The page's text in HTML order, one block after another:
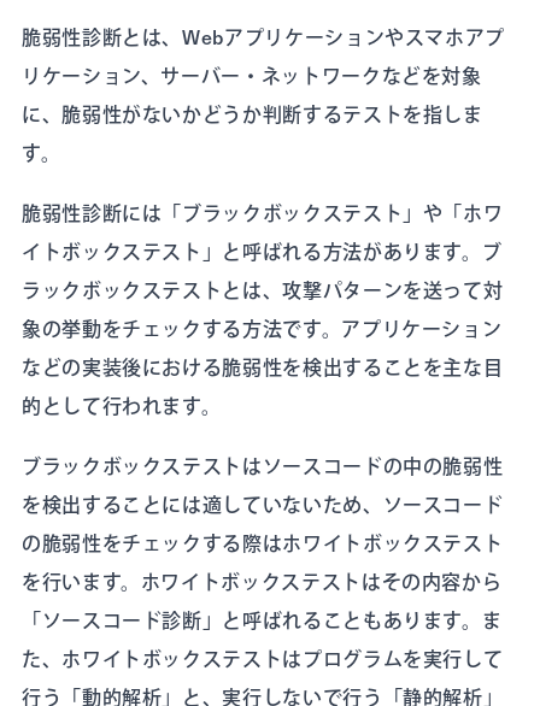
脆弱性診断とは、Webアプリケーションやスマホアプ
リケーション、サーバー・ネットワークなどを対象
に、脆弱性がないかどうか判断するテストを指しま
す。
脆弱性診断には「ブラックボックステスト」や「ホワ
イトボックステスト」と呼ばれる方法があります。ブ
ラックボックステストとは、攻撃パターンを送って対
象の挙動をチェックする方法です。アプリケーション
などの実装後における脆弱性を検出することを主な目
的として行われます。
ブラックボックステストはソースコードの中の脆弱性
を検出することには適していないため、ソースコード
の脆弱性をチェックする際はホワイトボックステスト
を行います。ホワイトボックステストはその内容から
「ソースコード診断」と呼ばれることもあります。ま
た、ホワイトボックステストはプログラムを実行して
行う「動的解析」と、実行しないで行う「静的解析」